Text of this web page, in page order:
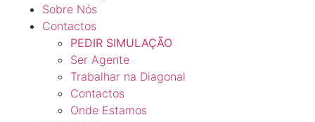
Sobre Nós
Contactos
PEDIR SIMULAÇÃO
Ser Agente
Trabalhar na Diagonal
Contactos
Onde Estamos